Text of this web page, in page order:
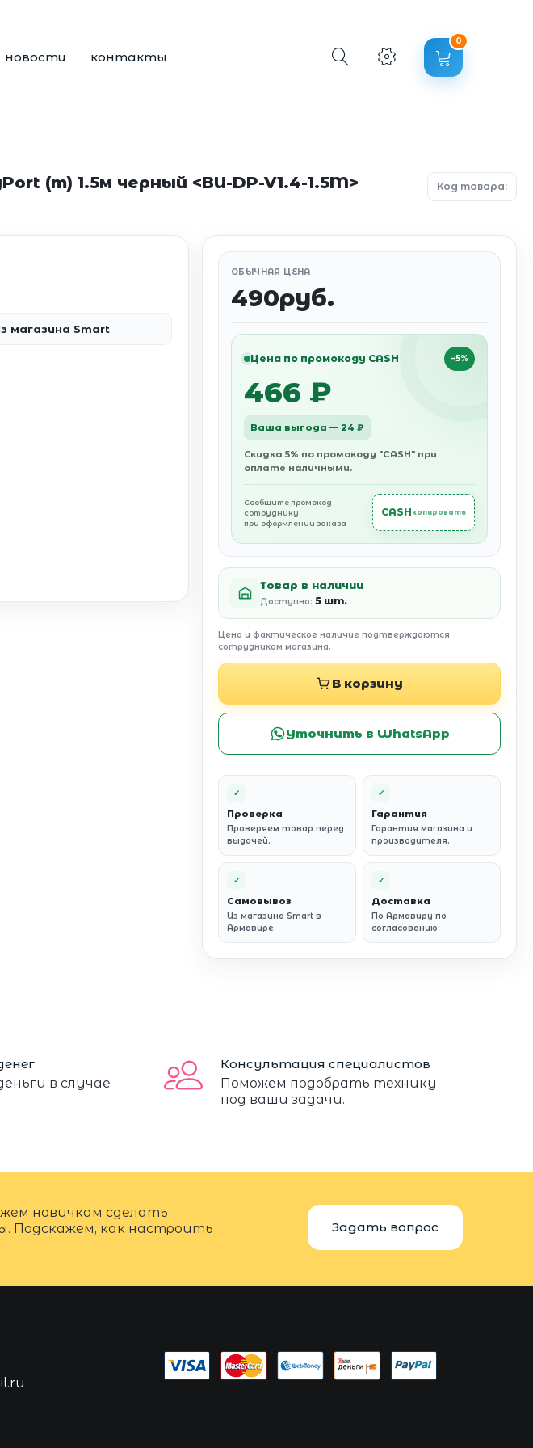
новости контакты
0
(m) 1.5м черный <BU-DP-V1.4-1.5M> Код товара:
магазина Smart
ОБЫЧНАЯ ЦЕНА
490руб.
Цена по промокоду CASH −5%
466 ₽
Ваша выгода — 24 ₽
Скидка 5% по промокоду "CASH" при
оплате наличными.
Сообщите промокод
сотруднику
при оформлении заказа
CASH копировать
Товар в наличии
Доступно: 5 шт.
Цена и фактическое наличие подтверждаются
сотрудником магазина.
В корзину
Уточнить в WhatsApp
✓
Проверка
Проверяем товар перед
выдачей.
✓
Гарантия
Гарантия магазина и
производителя.
✓
Самовывоз
Из магазина Smart в
Армавире.
✓
Доставка
По Армавиру по
согласованию.
в случае
Консультация специалистов
Поможем подобрать технику
под ваши задачи.
новичкам сделать
Подскажем, как настроить
Задать вопрос